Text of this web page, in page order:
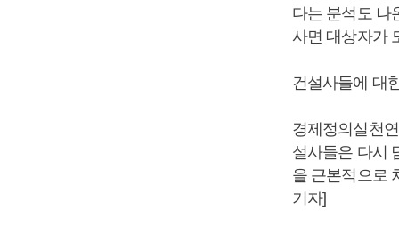
다는 분석도 나
사면 대상자가
건설사들에 대
경제정의실천
설사들은 다시
을 근본적으로
기자]